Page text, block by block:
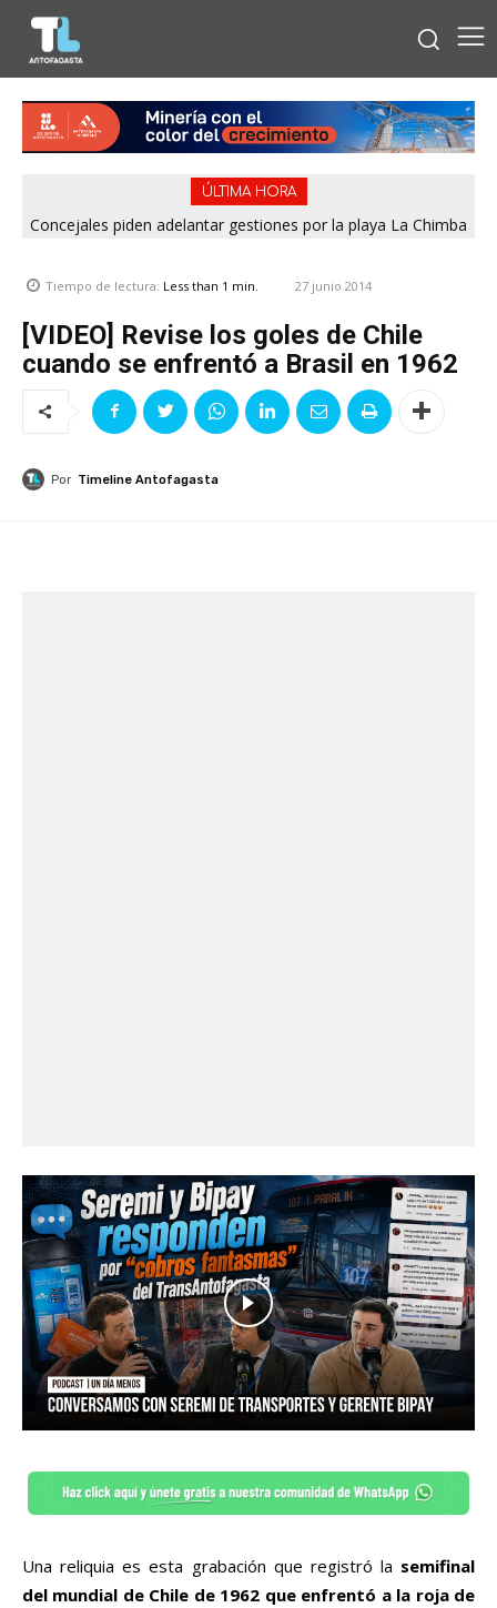
ÚLTIMA HORA
Concejales piden adelantar gestiones por la playa La Chimba
Tiempo de lectura: Less than 1 min. 27 junio 2014
[VIDEO] Revise los goles de Chile
cuando se enfrentó a Brasil en 1962
Por Timeline Antofagasta
Una reliquia es esta grabación que registró la semifinal
del mundial de Chile de 1962 que enfrentó a la roja de